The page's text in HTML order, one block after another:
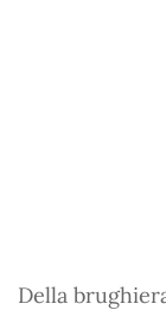
Della